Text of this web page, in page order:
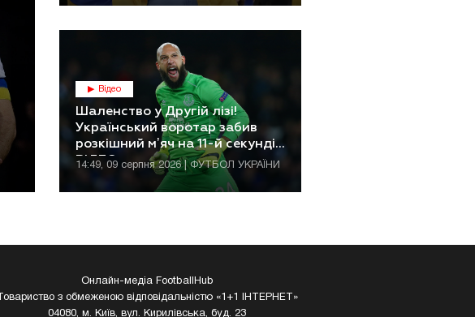
Відео
Шаленство у Другій лізі!
Український воротар забив
розкішний мʼяч на 11-й секунді.
ВІДЕО
14:49, 09 серпня 2026 | ФУТБОЛ УКРАЇНИ
Онлайн-медіа FootballHub
Товариство з обмеженою відповідальністю «1+1 ІНТЕРНЕТ»
04080, м. Київ, вул. Кирилівська, буд. 23